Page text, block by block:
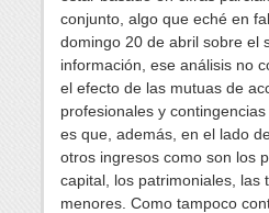
conjunto, algo que eché en
domingo 20 de abril sobre el
información, ese análisis no
el efecto de las mutuas de
profesionales y
es que, además, en el lado
otros ingresos como son los
capital, los patrimoniales, las
menores. Como tampoco